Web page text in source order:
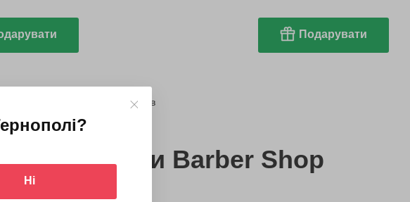
Подарувати
Доступно з 16 років
ми обрали Barber Shop
?
Ні